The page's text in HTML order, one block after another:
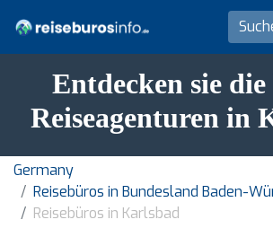
Entdecken sie die
Reiseagenturen in
Germany
Reisebüros in Bundesland Baden-
Reisebüros in Karlsbad